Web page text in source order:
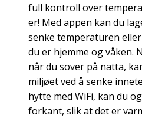
full kontroll over
er! Med appen kan du
senke temperaturen
du er hjemme og våken.
når du sover på natta,
miljøet ved å senke
hytte med WiFi, kan du
forkant, slik at det er